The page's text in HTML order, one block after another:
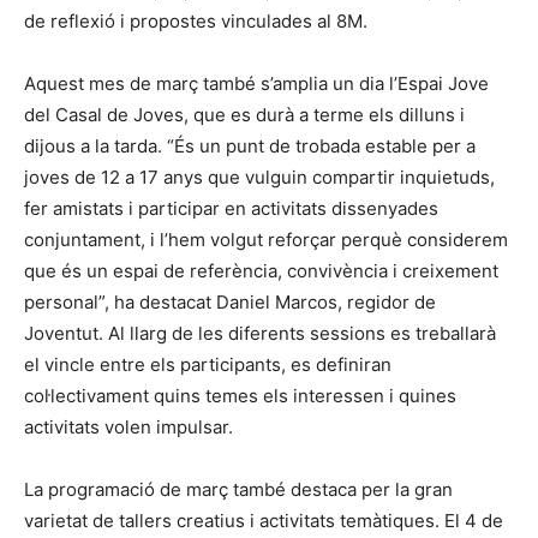
de reflexió i propostes vinculades al 8M.
Aquest mes de març també s’amplia un dia l’Espai Jove
del Casal de Joves, que es durà a terme els dilluns i
dijous a la tarda. “És un punt de trobada estable per a
joves de 12 a 17 anys que vulguin compartir inquietuds,
fer amistats i participar en activitats dissenyades
conjuntament, i l’hem volgut reforçar perquè considerem
que és un espai de referència, convivència i creixement
personal”, ha destacat Daniel Marcos, regidor de
Joventut. Al llarg de les diferents sessions es treballarà
el vincle entre els participants, es definiran
col·lectivament quins temes els interessen i quines
activitats volen impulsar.
La programació de març també destaca per la gran
varietat de tallers creatius i activitats temàtiques. El 4 de